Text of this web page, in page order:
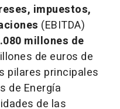
impuestos,
(EBITDA)
millones de
de euros de
pilares principales
de Energía
de las